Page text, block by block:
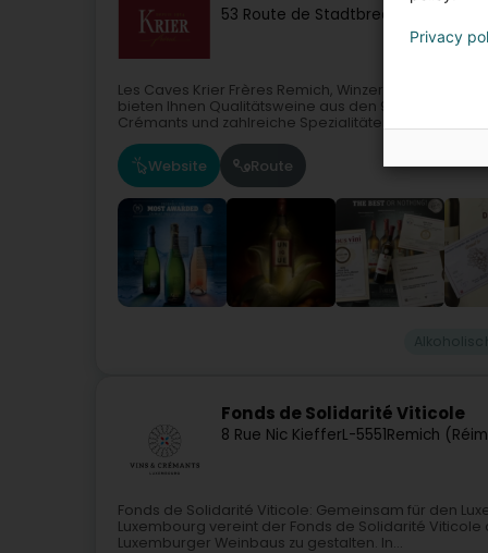
53 Route de Stadtbredimus
Les Caves Krier Frères Remich, Winzer und
bieten Ihnen Qualitätsweine aus den 9 in unserer
Crémants und zahlreiche Spezialitäten...
Website Route
Fonds de Solidarité Viticole
8 Rue Nic KiefferL-5551Remich
Fonds de Solidarité Viticole: Gemeinsam für den
Luxembourg vereint der Fonds de Solidarité
Luxemburger Weinbaus zu gestalten. In...
Privacy